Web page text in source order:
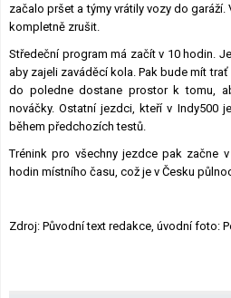
začalo pršet a týmy vrátily vozy do garáží.
kompletně zrušit.
Středeční program má začít v 10 hodin.
aby zajeli zaváděcí kola. Pak bude mít
do poledne dostane prostor k tomu,
nováčky. Ostatní jezdci, kteří v Indy500
během předchozích testů.
Trénink pro všechny jezdce pak začne
hodin místního času, což je v Česku
Zdroj: Původní text redakce, úvodní foto: